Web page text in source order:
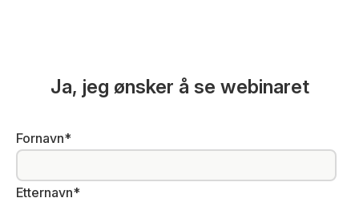
Ja, jeg ønsker å se webinaret
Fornavn*
Etternavn*